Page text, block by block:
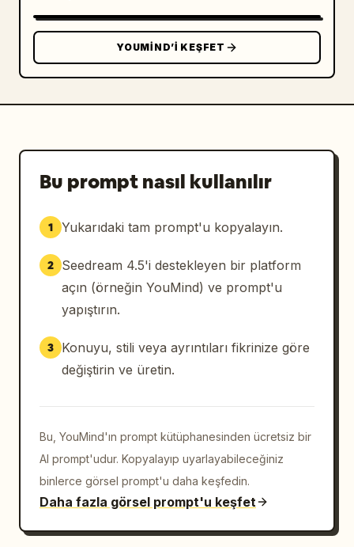
YOUMIND’I KEŞFET
Bu prompt nasıl kullanılır
1 Yukarıdaki tam prompt'u kopyalayın.
2
Seedream 4.5'i destekleyen bir platform
açın (örneğin YouMind) ve prompt'u
yapıştırın.
3
Konuyu, stili veya ayrıntıları fikrinize göre
değiştirin ve üretin.
Bu, YouMind'ın prompt kütüphanesinden ücretsiz bir
AI prompt'udur. Kopyalayıp uyarlayabileceğiniz
binlerce görsel prompt'u daha keşfedin.
Daha fazla görsel prompt'u keşfet